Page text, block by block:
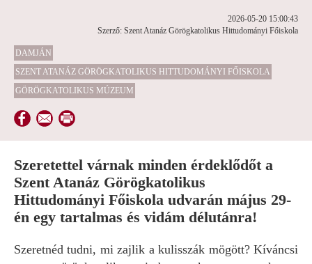
2026-05-20 15:00:43
Szerző: Szent Atanáz Görögkatolikus Hittudományi Főiskola
DAMJÁN
SZENT ATANÁZ GÖRÖGKATOLIKUS HITTUDOMÁNYI FŐISKOLA
GÖRÖGKATOLIKUS MÚZEUM
Szeretettel várnak minden érdeklődőt a
Szent Atanáz Görögkatolikus
Hittudományi Főiskola udvarán május 29-
én egy tartalmas és vidám délutánra!
Szeretnéd tudni, mi zajlik a kulisszák mögött? Kíváncsi